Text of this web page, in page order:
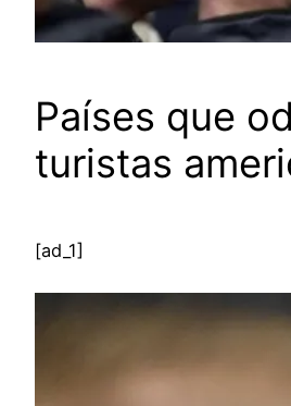
Países que
turistas
[ad_1]